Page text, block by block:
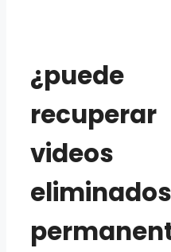
¿puede
recuperar
videos
eliminados